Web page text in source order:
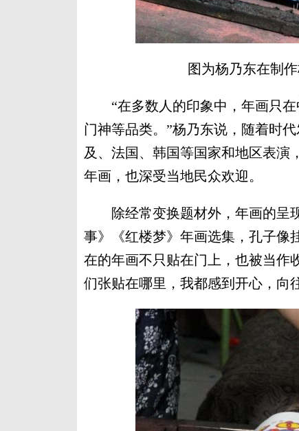
图为杨乃东在制
“在多数人的印象中，年画只在
门神等品类。”杨乃东说，随着时
及、法国、韩国等国家和地区表演
年画，也深受当地民众欢迎。
除经常变换题材外，年画的呈
事》《红楼梦》年画选集，孔子
在的年画不只贴在门上，也被当作
们张贴在哪里，我都感到开心，向